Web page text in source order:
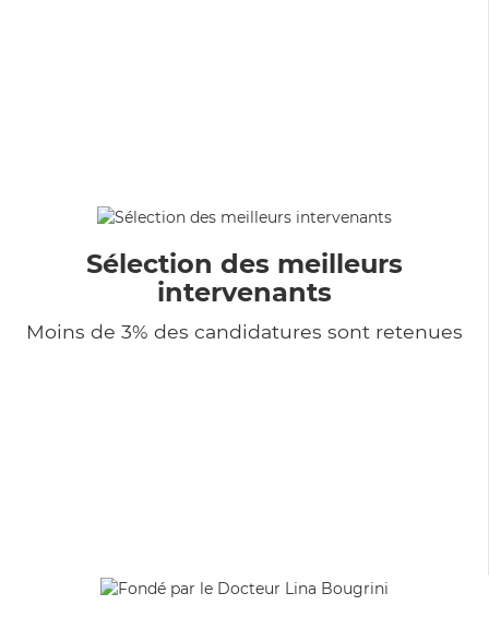
Sélection des meilleurs
intervenants
Moins de 3% des candidatures sont retenues